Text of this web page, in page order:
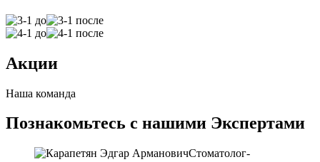
Акции
Наша команда
Познакомьтесь с нашими Экспертами